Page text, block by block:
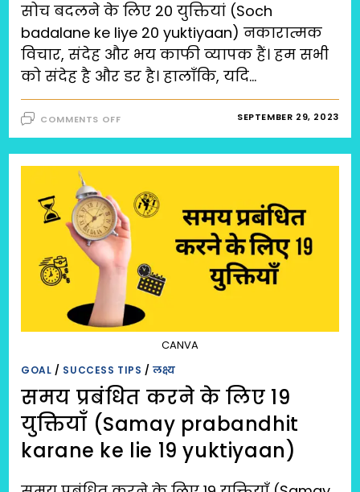
सोच बदलने के लिए 20 युक्तियां (Soch
badalane ke liye 20 yuktiyaan) नकारात्मक
विचार, संदेह और भय काफी व्यापक हैं। हम सभी
को संदेह है और डर है। हालाँकि, यदि…
COMMENTS OFFON
बदलने
लिए
20
(SOCH
BADALANE
KE
LIYE
20
YUKTIYAAN
)
SEPTEMBER 29, 2023
CANVA
GOAL / SUCCESS TIPS /लक्ष्य
समय प्रबंधित करने के लिए 19
युक्तियाँ (Samay prabandhit
karane ke lie 19 yuktiyaan)